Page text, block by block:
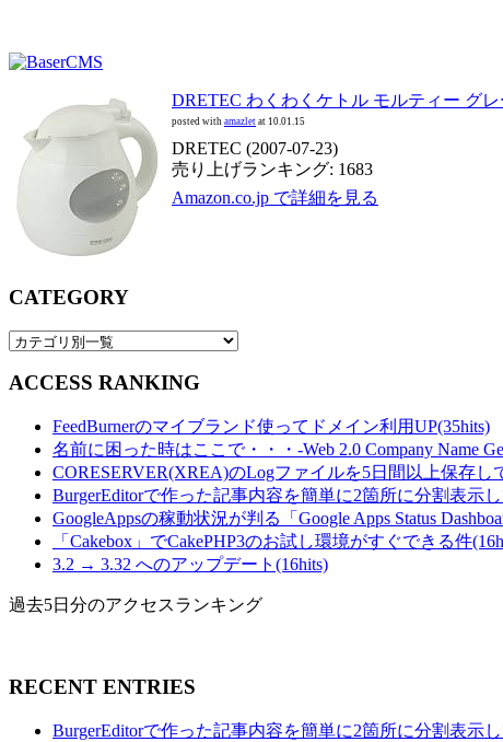
DRETEC わくわくケトル モルティー グレ
posted with amazlet at 10.01.15
DRETEC (2007-07-23)
売り上げランキング: 1683
Amazon.co.jp で詳細を見る
CATEGORY
ACCESS RANKING
FeedBurnerのマイブランド使ってドメイン利用UP(35hits)
名前に困った時はここで・・・-Web 2.0 Company Name
CORESERVER(XREA)のLogファイルを5日間以上保存し
BurgerEditorで作った記事内容を簡単に2箇所に分割表示
GoogleAppsの稼動状況が判る「Google Apps Status
「Cakebox」でCakePHP3のお試し環境がすぐできる件
3.2 → 3.32 へのアップデート(16hits)
過去5日分のアクセスランキング
RECENT ENTRIES
BurgerEditorで作った記事内容を簡単に2箇所に分割表示